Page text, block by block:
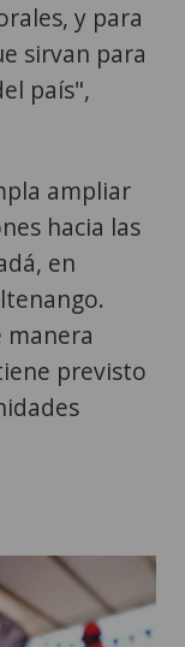
y para
sirvan para
país",
ampliar
hacia las
en
manera
previsto